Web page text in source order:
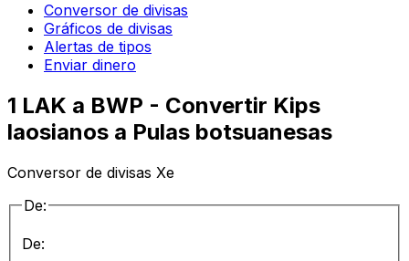
Conversor de divisas
Gráficos de divisas
Alertas de tipos
Enviar dinero
1 LAK a BWP - Convertir Kips
laosianos a Pulas botsuanesas
Conversor de divisas Xe
De:
De: